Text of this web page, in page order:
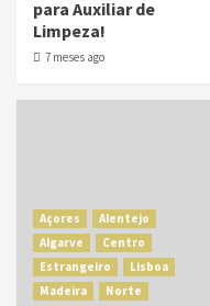
para Auxiliar de
Limpeza!
7 meses ago
Açores
Alentejo
Algarve
Centro
Estrangeiro
Lisboa
Madeira
Norte